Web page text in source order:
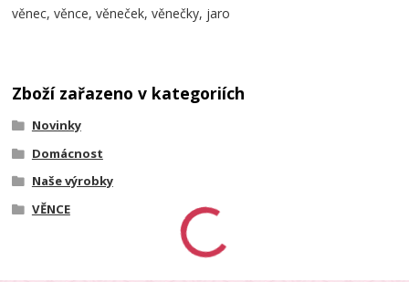
věnec, věnce, věneček, věnečky, jaro
Zboží zařazeno v kategoriích
Novinky
Domácnost
Naše výrobky
VĚNCE